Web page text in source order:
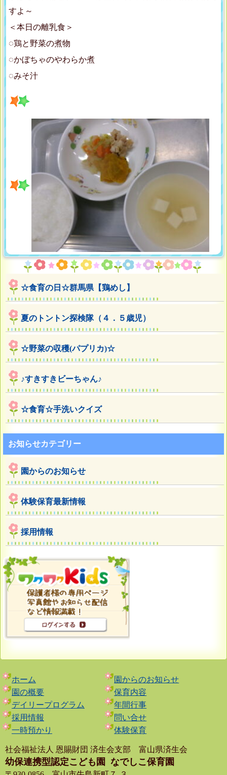
すよ～
＜本日の離乳食＞
◌鶏と野菜の煮物
◌かぼちゃのやわらか煮
◌みそ汁
☆食育の日☆群馬県【鶏めし】
夏のトントン探検隊（４．５歳児）
☆野菜の収穫(パプリカ)☆
♪すきすきビーちゃん♪
☆食育☆手洗いクイズ
お知らせカテゴリー
園からのお知らせ
体験保育最新情報
採用情報
ホーム
園からのお知らせ
園の概要
保育内容
デイリープログラム
年間行事
採用情報
問い合せ
一時預かり
体験保育
社会福祉法人 恩賜財団 済生会支部 富山県済生会
幼保連携型認定こども園 なでしこ保育園